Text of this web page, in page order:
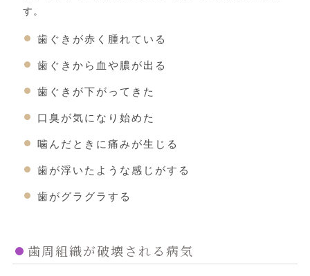
す。
歯ぐきが赤く腫れている
歯ぐきから血や膿が出る
歯ぐきが下がってきた
口臭が気になり始めた
噛んだときに痛みが生じる
歯が浮いたような感じがする
歯がグラグラする
歯周組織が破壊される病気